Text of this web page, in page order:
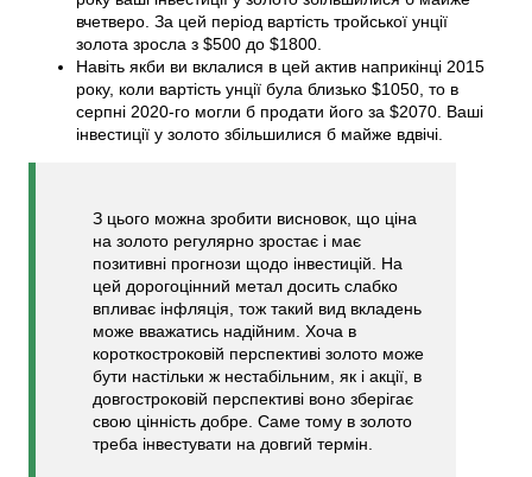
вчетверо. За цей період вартість тройської унції
золота зросла з $500 до $1800.
Навіть якби ви вклалися в цей актив наприкінці 2015
року, коли вартість унції була близько $1050, то в
серпні 2020-го могли б продати його за $2070. Ваші
інвестиції у золото збільшилися б майже вдвічі.
З цього можна зробити висновок, що ціна
на золото регулярно зростає і має
позитивні прогнози щодо інвестицій. На
цей дорогоцінний метал досить слабко
впливає інфляція, тож такий вид вкладень
може вважатись надійним. Хоча в
короткостроковій перспективі золото може
бути настільки ж нестабільним, як і акції, в
довгостроковій перспективі воно зберігає
свою цінність добре. Саме тому в золото
треба інвестувати на довгий термін.